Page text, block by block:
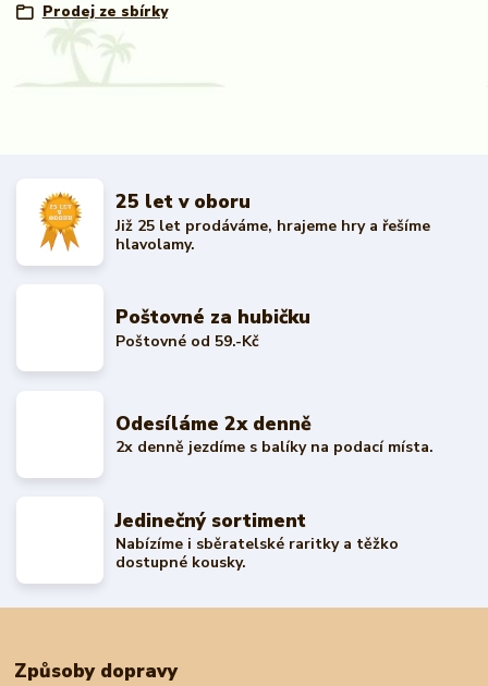
Prodej ze sbírky
25 let v oboru
Již 25 let prodáváme, hrajeme hry a řešíme
hlavolamy.
Poštovné za hubičku
Poštovné od 59.-Kč
Odesíláme 2x denně
2x denně jezdíme s balíky na podací místa.
Jedinečný sortiment
Nabízíme i sběratelské raritky a těžko
dostupné kousky.
Způsoby dopravy